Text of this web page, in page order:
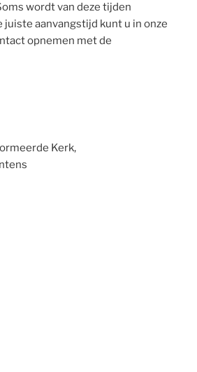
wordt van deze tijden
juiste aanvangstijd kunt u in onze
opnemen met de
Kerk,